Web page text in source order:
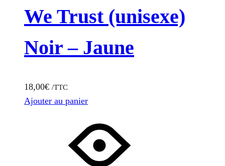
We Trust (unisexe)
Noir – Jaune
18,00€ /TTC
Ajouter au panier